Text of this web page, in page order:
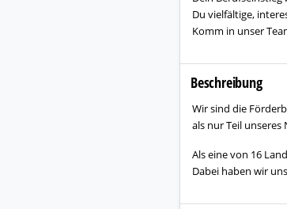
Du vielfältige,
Komm in unser
Beschreibung
Wir sind die
als nur Teil
Als eine von 16
Dabei haben wir